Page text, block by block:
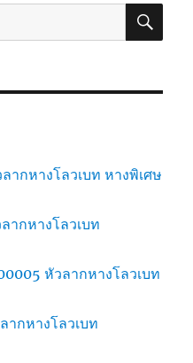
ากหางโลวเบท หางพิเศษ
ากหางโลวเบท
หัวลากหางโลวเบท
ากหางโลวเบท